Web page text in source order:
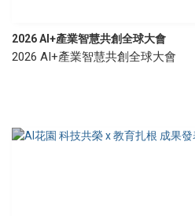
2026 AI+產業智慧共創全球大會
2026 AI+產業智慧共創全球大會